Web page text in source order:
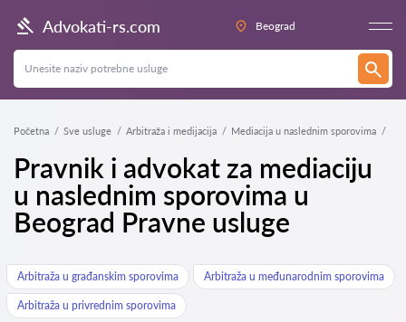
Advokati-rs.com Beograd
Početna Sve usluge Arbitraža i medijacija Mediacija u naslednim sporovima
Pravnik i advokat za mediaciju
u naslednim sporovima u
Beograd Pravne usluge
Arbitraža u građanskim sporovima Arbitraža u međunarodnim sporovima
Arbitraža u privrednim sporovima